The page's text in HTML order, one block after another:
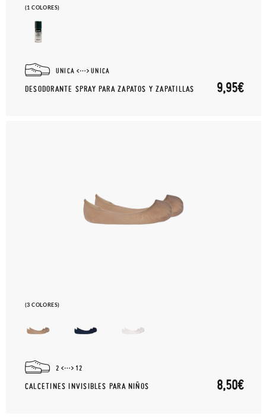
(1 COLORES)
UNICA UNICA
DESODORANTE SPRAY PARA ZAPATOS Y ZAPATILLAS 9,95€
(3 COLORES)
2 12
CALCETINES INVISIBLES PARA NIÑOS 8,50€